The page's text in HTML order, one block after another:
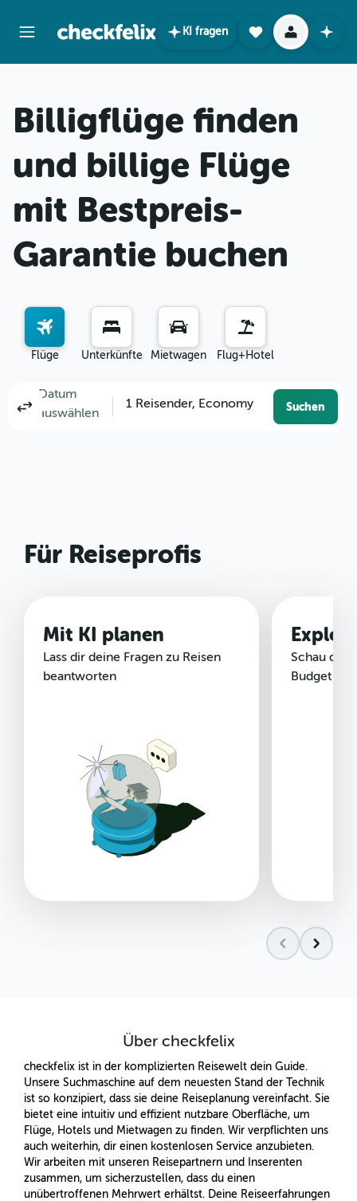
KI fragen
Billigflüge finden
und billige Flüge
mit Bestpreis-
Garantie buchen
Flüge Unterkünfte Mietwagen Flug+Hotel
Hin- und Rückflug Nur Hinflug Gabelflug
Columbus, OH, USA - Port Columbus (CMH)
Datum
auswählen
1 Reisender, Economy Suchen
Für Reiseprofis
Mit KI planen
Lass dir deine Fragen zu Reisen
beantworten
Schau dir
Budget an
Über checkfelix
checkfelix ist in der komplizierten Reisewelt dein Guide.
Unsere Suchmaschine auf dem neuesten Stand der Technik
ist so konzipiert, dass sie deine Reiseplanung vereinfacht. Sie
bietet eine intuitiv und effizient nutzbare Oberfläche, um
Flüge, Hotels und Mietwagen zu finden. Wir verpflichten uns
auch weiterhin, dir einen kostenlosen Service anzubieten.
Wir arbeiten mit unseren Reisepartnern und Inserenten
zusammen, um sicherzustellen, dass du einen
unübertroffenen Mehrwert erhältst. Deine Reiseerfahrungen